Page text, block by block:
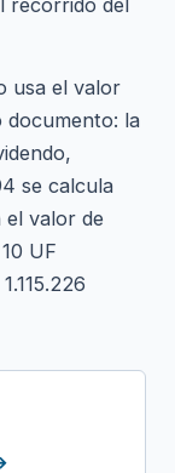
recorrido del
usa el valor
documento: la
se calcula
valor de
UF